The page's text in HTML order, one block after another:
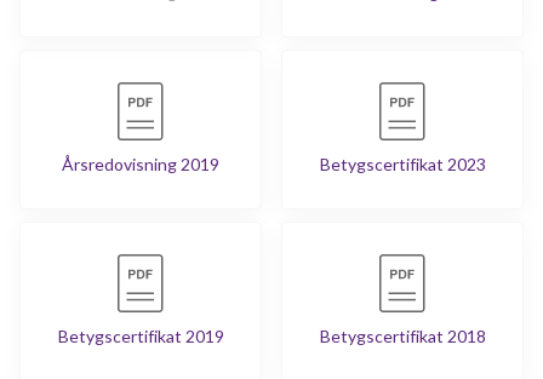
Årsredovisning 2019 Betygscertifikat 2023
Betygscertifikat 2019 Betygscertifikat 2018